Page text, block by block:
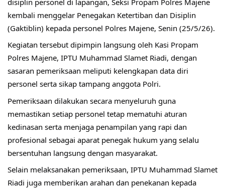
kembali menggelar Penegakan Ketertiban dan Disiplin
(Gaktiblin) kepada personel Polres Majene, Senin (25/5/26).
Kegiatan tersebut dipimpin langsung oleh Kasi Propam
Polres Majene, IPTU Muhammad Slamet Riadi, dengan
sasaran pemeriksaan meliputi kelengkapan data diri
personel serta sikap tampang anggota Polri.
Pemeriksaan dilakukan secara menyeluruh guna
memastikan setiap personel tetap mematuhi aturan
kedinasan serta menjaga penampilan yang rapi dan
profesional sebagai aparat penegak hukum yang selalu
bersentuhan langsung dengan masyarakat.
Selain melaksanakan pemeriksaan, IPTU Muhammad Slamet
Riadi juga memberikan arahan dan penekanan kepada